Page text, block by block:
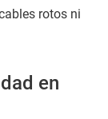
rotos ni
en